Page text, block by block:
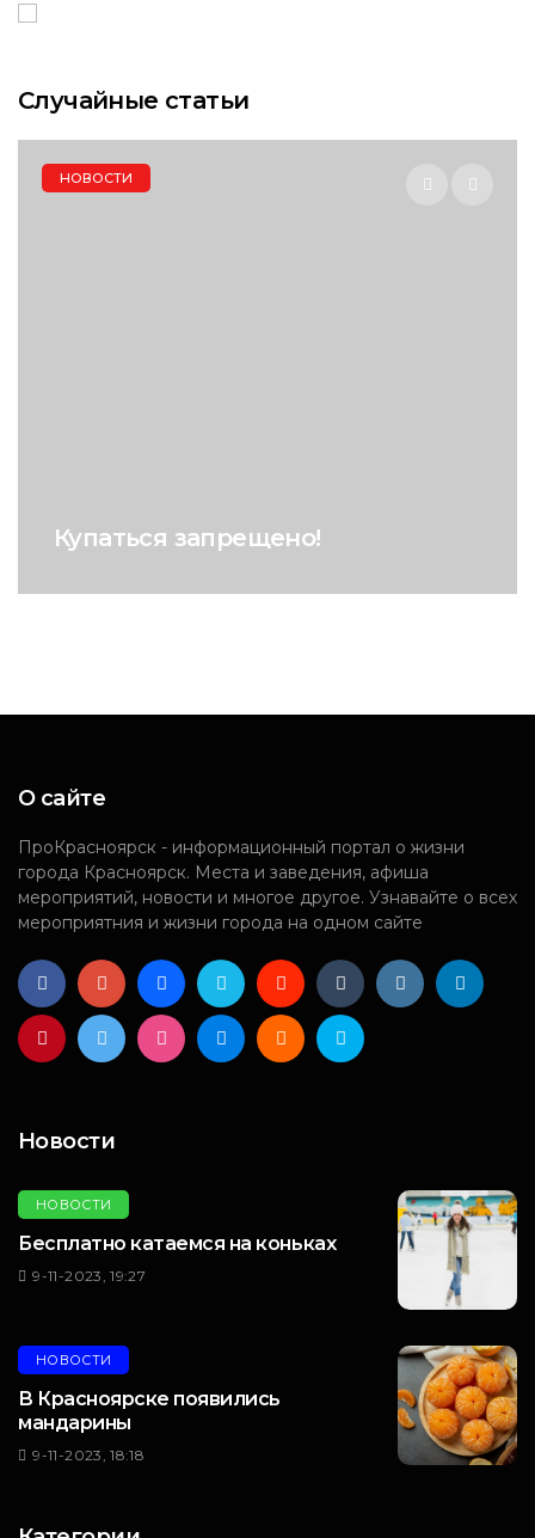
Случайные статьи
НОВОСТИ
Купаться запрещено!
О сайте
ПроКрасноярск - информационный портал о жизни
города Красноярск. Места и заведения, афиша
мероприятий, новости и многое другое. Узнавайте о всех
мероприятния и жизни города на одном сайте
Новости
НОВОСТИ
Бесплатно катаемся на коньках
9-11-2023, 19:27
НОВОСТИ
В Красноярске появились
мандарины
9-11-2023, 18:18